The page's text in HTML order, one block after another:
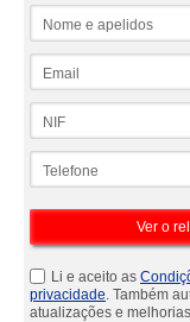
Li e aceito as
privacidade. Também
atualizações e